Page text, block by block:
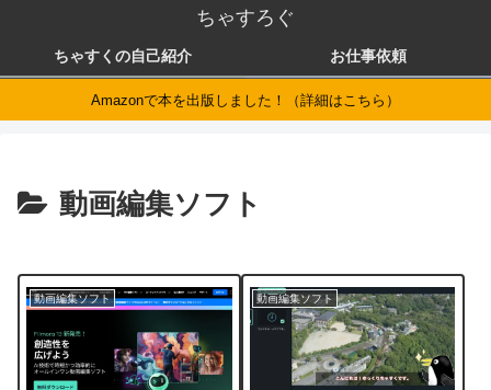
ちゃすろぐ
ちゃすくの自己紹介 お仕事依頼
Amazonで本を出版しました！（詳細はこちら）
動画編集ソフト
動画編集ソフト 動画編集ソフト